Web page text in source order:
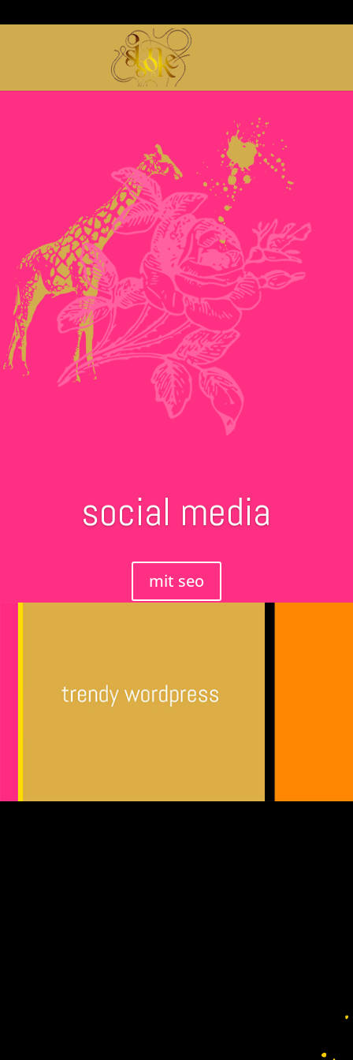
social media
mit seo